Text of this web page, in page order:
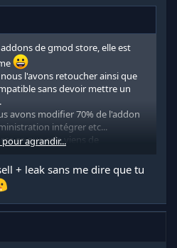
de gmod store, elle est
l'avons retoucher ainsi que
sans devoir mettre un
avons modifier 70% de l'addon
intégrer etc...
ce que cela viens de
réellement pris l'addon sans
je ne me serais aucunement
dans le GameMode en question,
pour la revente également.
pour agrandir...
+ leak sans me dire que tu